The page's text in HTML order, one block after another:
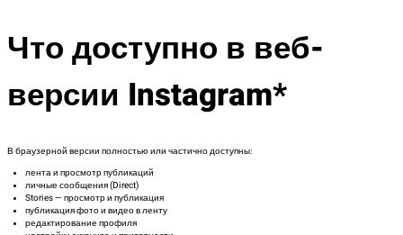
Что доступно в веб-
версии Instagram*
В браузерной версии полностью или частично доступны:
лента и просмотр публикаций
личные сообщения (Direct)
Stories — просмотр и публикация
публикация фото и видео в ленту
редактирование профиля